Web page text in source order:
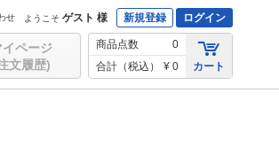
せ ようこそ ゲスト 様 新規登録 ログイン
イページ
文履歴)
商品点数
0
合計（税込）
¥ 0 カート